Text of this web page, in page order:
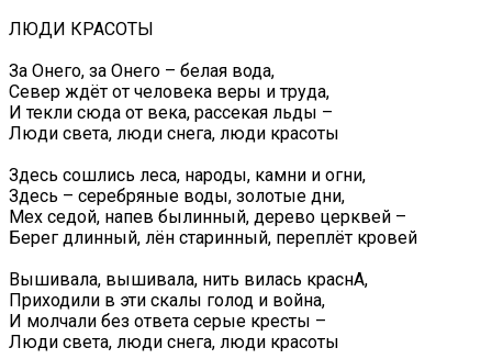
ЛЮДИ КРАСОТЫ
За Онего, за Онего – белая вода,
Север ждёт от человека веры и труда,
И текли сюда от века, рассекая льды –
Люди света, люди снега, люди красоты
Здесь сошлись леса, народы, камни и огни,
Здесь – серебряные воды, золотые дни,
Мех седой, напев былинный, дерево церквей –
Берег длинный, лён старинный, переплёт кровей
Вышивала, вышивала, нить вилась краснА,
Приходили в эти скалы голод и война,
И молчали без ответа серые кресты –
Люди света, люди снега, люди красоты